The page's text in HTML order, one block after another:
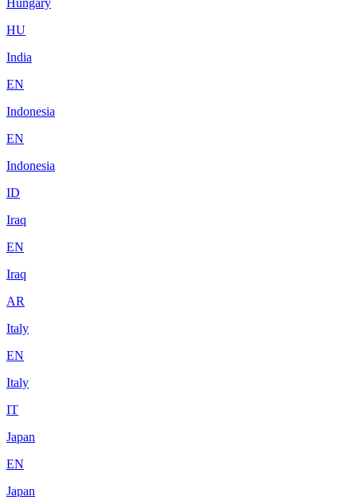
HU
India
EN
Indonesia
EN
Indonesia
ID
Iraq
EN
Iraq
AR
Italy
EN
Italy
IT
Japan
EN
Japan